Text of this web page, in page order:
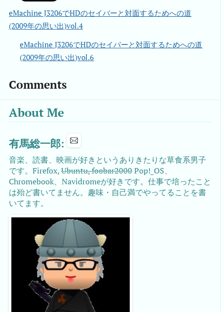
eMachine J3206でHDのセイバーと対面するためへの道
(2009年の思い出)vol.4
eMachine J3206でHDのセイバーと対面するためへの道
(2009年の思い出)vol.6
Comments
About Me
有馬総一郎:
音楽、読書、映画が好きというありきたりな草食系男子
です。Firefox,Ubuntu, foobar2000Pop!_OS、
Chromebook、Navidromeが好きです。仕事で培ったこと
は殆ど書いてません。趣味・自己満でやってることを書
いてます。